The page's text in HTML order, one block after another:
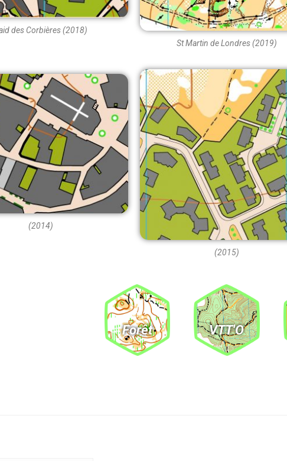
des Corbières (2018)
(2014)
St Martin de Londres (2019)
(2015)
Forêt VTT'O